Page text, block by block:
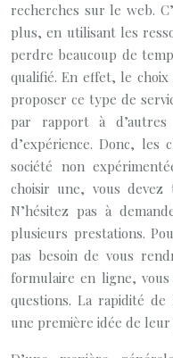
recherches sur le web.
plus, en utilisant les
perdre beaucoup de
qualifié. En effet, le
proposer ce type de
par rapport à
d’expérience. Donc, les
société non
choisir une, vous devez
N’hésitez pas à
plusieurs prestations.
pas besoin de vous
formulaire en ligne,
questions. La rapidité
une première idée de